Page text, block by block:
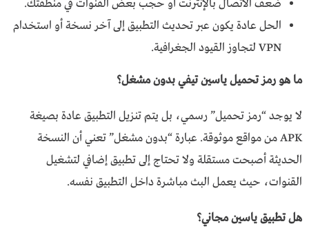
ضعف الاتصال بالإنترنت أو حجب بعض القنوات في منطقتك.
الحل عادة يكون عبر تحديث التطبيق إلى آخر نسخة أو استخدام
VPN لتجاوز القيود الجغرافية.
ما هو رمز تحميل ياسين تيفي بدون مشغل؟
لا يوجد “رمز تحميل” رسمي، بل يتم تنزيل التطبيق عادة بصيغة
APK من مواقع موثوقة. عبارة “بدون مشغل” تعني أن النسخة
الحديثة أصبحت مستقلة ولا تحتاج إلى تطبيق إضافي لتشغيل
القنوات، حيث يعمل البث مباشرة داخل التطبيق نفسه.
هل تطبيق ياسين مجاني؟